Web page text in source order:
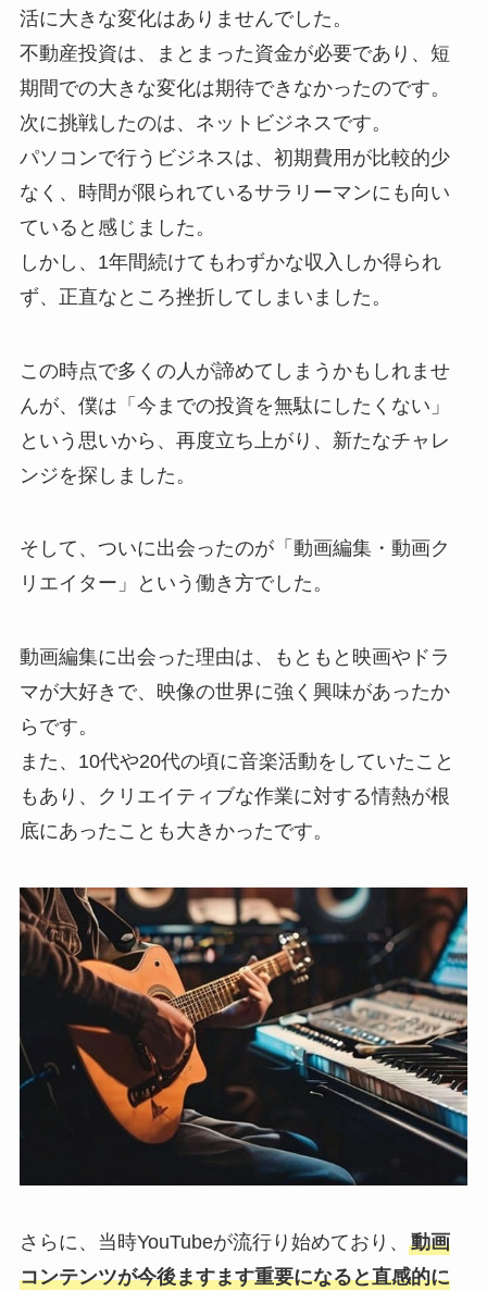
活に大きな変化はありませんでした。
不動産投資は、まとまった資金が必要であり、短
期間での大きな変化は期待できなかったのです。
次に挑戦したのは、ネットビジネスです。
パソコンで行うビジネスは、初期費用が比較的少
なく、時間が限られているサラリーマンにも向い
ていると感じました。
しかし、1年間続けてもわずかな収入しか得られ
ず、正直なところ挫折してしまいました。
この時点で多くの人が諦めてしまうかもしれませ
んが、僕は「今までの投資を無駄にしたくない」
という思いから、再度立ち上がり、新たなチャレ
ンジを探しました。
そして、ついに出会ったのが「動画編集・動画ク
リエイター」という働き方でした。
動画編集に出会った理由は、もともと映画やドラ
マが大好きで、映像の世界に強く興味があったか
らです。
また、10代や20代の頃に音楽活動をしていたこと
もあり、クリエイティブな作業に対する情熱が根
底にあったことも大きかったです。
さらに、当時YouTubeが流行り始めており、 動画
コンテンツが今後ますます重要になると直感的に